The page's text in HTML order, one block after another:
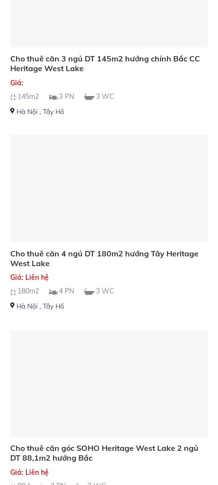
Cho thuê căn 3 ngủ DT 145m2 hướng chính Bắc CC
Heritage West Lake
Giá:
145m2
3 PN 3 WC
Hà Nội, Tây Hồ
Cho thuê căn 4 ngủ DT 180m2 hướng Tây Heritage
West Lake
Giá: Liên hệ
180m2
4 PN 3 WC
Hà Nội, Tây Hồ
Cho thuê căn góc SOHO Heritage West Lake 2 ngủ
DT 88,1m2 hướng Bắc
Giá: Liên hệ